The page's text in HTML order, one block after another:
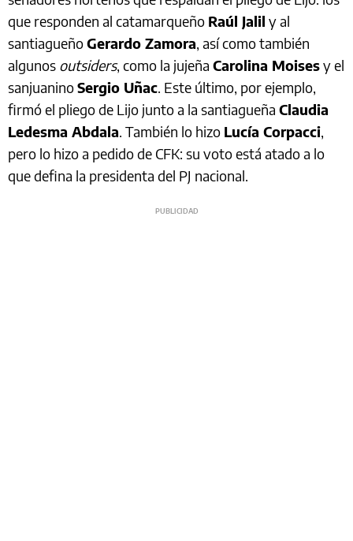
que responden al catamarqueño Raúl Jalil y al
santiagueñoGerardo Zamora, así como también
algunos outsiders, como la jujeña Carolina Moisesy el
sanjuaninoSergio Uñac. Este último, por ejemplo,
firmó el pliego de Lijo junto a la santiagueña Claudia
Ledesma Abdala. También lo hizo Lucía Corpacci,
pero lo hizo a pedido de CFK: su voto está atado a lo
que defina la presidenta del PJ nacional.